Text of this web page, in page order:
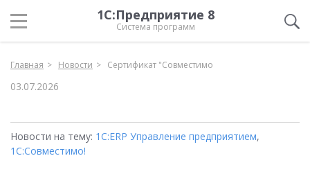
1С:Предприятие 8
Система программ
Главная Новости Сертификат "Совместимо
03.07.2026
Новости на тему: 1С:ERP Управление предприятием,
1С:Совместимо!